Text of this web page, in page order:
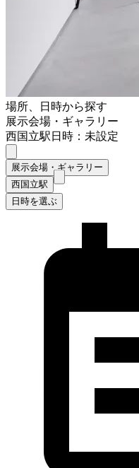
場所、日時から探す
展示会場・ギャラリー
西国立駅日時：未設定
展示会場・ギャラリー
西国立駅
日時を選ぶ